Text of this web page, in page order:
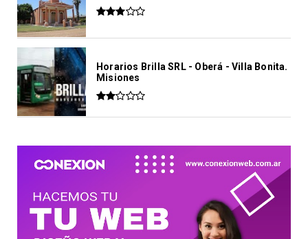
Horarios Brilla SRL - Oberá - Villa Bonita.
Misiones